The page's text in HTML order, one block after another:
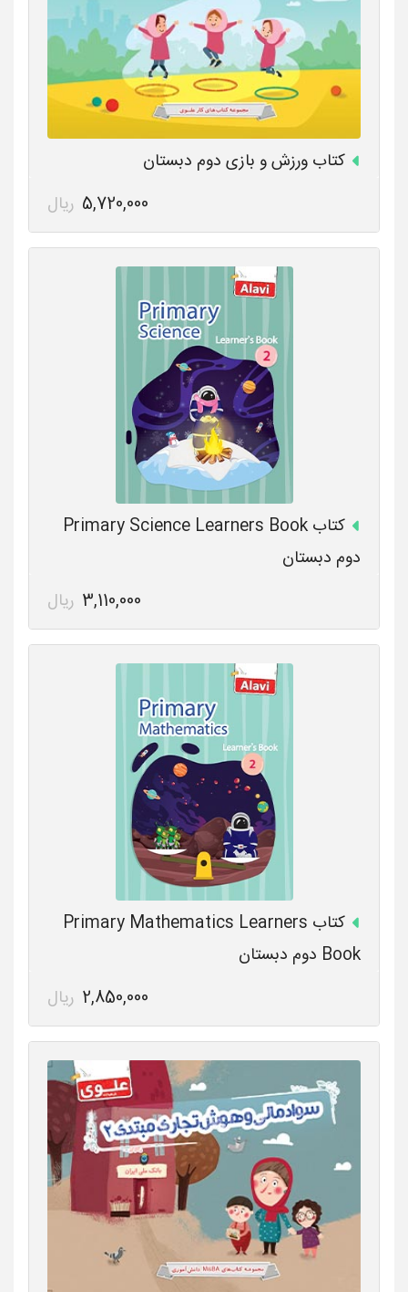
کتاب ورزش و بازی دوم دبستان
5,720,000 ریال
کتاب Primary Science Learners Book
دوم دبستان
3,110,000 ریال
کتاب Primary Mathematics Learners
Book دوم دبستان
2,850,000 ریال